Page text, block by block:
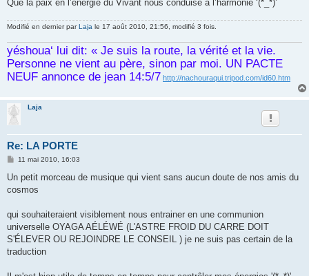
Que la paix en l’énergie du Vivant nous conduise a l’harmonie ‘(*_*)’
Modifié en dernier parLaja le 17 août 2010, 21:56, modifié 3 fois.
yéshoua‘ lui dit: « Je suis la route, la vérité et la vie.
Personne ne vient au père, sinon par moi. UN PACTE
NEUF annonce de jean 14:5/7 http://nachouraqui.tripod.com/id60.htm
Laja
Re: LA PORTE
M
s
a
11 mai 2010, 16:03
Un petit morceau de musique qui vient sans aucun doute de nos amis du
cosmos
qui souhaiteraient visiblement nous entrainer en une communion
universelle OYAGA AÉLÉWÉ (L'ASTRE FROID DU CARRE DOIT
S'ÉLEVER OU REJOINDRE LE CONSEIL ) je ne suis pas certain de la
traduction